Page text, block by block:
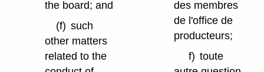
the board; and
(f) such
other matters
related to the
des membres
de l'office de
producteurs;
f) toute